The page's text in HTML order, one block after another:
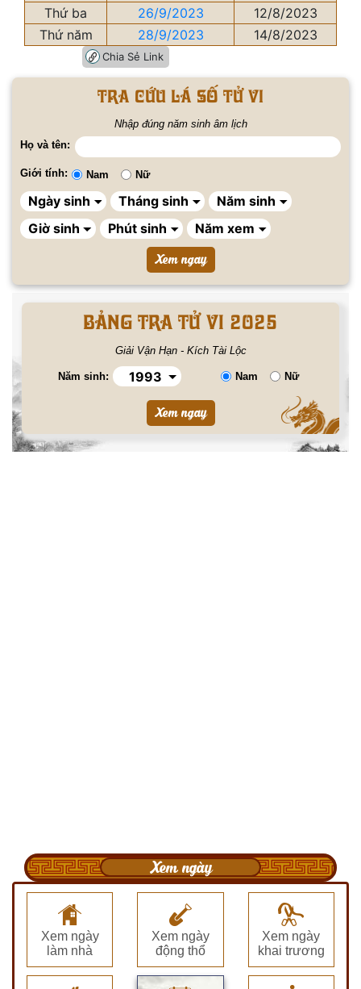
Thứ ba
26/9/2023
12/8/2023
Thứ năm
28/9/2023 14/8/2023
Chia Sẻ Link
Tra cứu lá số tử vi
Nhập đúng năm sinh âm lịch
Họ và tên:
Giới tính: Nam Nữ
BẢNG TRA TỬ VI 2025
Giải Vận Hạn - Kích Tài Lộc
Năm sinh: Nam Nữ
Xem ngày
Xem ngày
làm nhà
Xem ngày
động thổ
Xem ngày
khai trương